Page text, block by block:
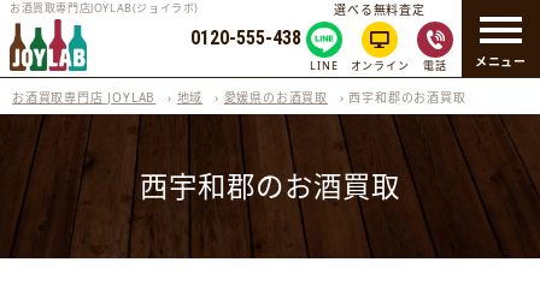
メニュー
お酒買取専門店JOYLAB(ジョイラボ)
0120-555-438
選べる無料査定
LINE オンライン 電話
お酒買取専門店 JOYLAB › 地域 › 愛媛県のお酒買取 ›西宇和郡のお酒買取
西宇和郡のお酒買取